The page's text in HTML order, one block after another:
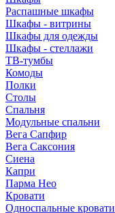
Распашные шкафы
Шкафы - витрины
Шкафы для одежды
Шкафы - стеллажи
ТВ-тумбы
Комоды
Полки
Столы
Спальня
Модульные спальни
Вега Сапфир
Вега Саксония
Сиена
Капри
Парма Нео
Кровати
Односпальные кровати